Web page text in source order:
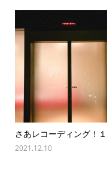
さあレコーディング！１
2021.12.10